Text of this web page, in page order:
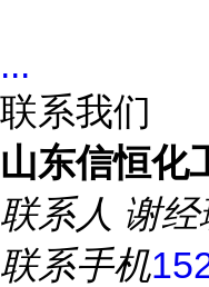
...
联系我们
山东信恒化
联系人 谢经
联系手机